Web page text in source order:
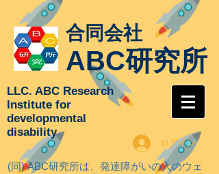
合同会社
ABC研究所
LLC. ABC Research
Institute for
developmental
disability
ログイン
(同) ABC研究所は、発達障がいの人のウェ